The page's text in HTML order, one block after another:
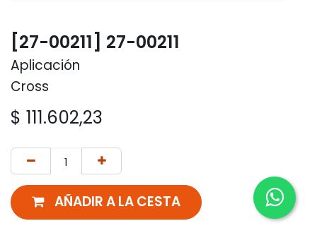
[27-00211] 27-00211
Aplicación
Cross
$ 111.602,23
AÑADIR A LA CESTA